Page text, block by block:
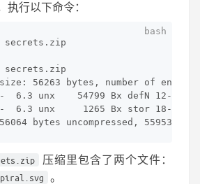
执行以下命令：
secrets.zip
56263 bytes, number of
6.3 unx    54799 Bx defN 12-Aug-
6.3 unx     1265 Bx stor 18-Dec-
bytes uncompressed, 55953
压缩里包含了两个文件：
。